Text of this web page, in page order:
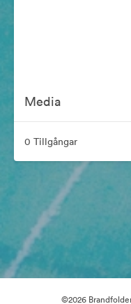
Media
0 Tillgångar
©2026